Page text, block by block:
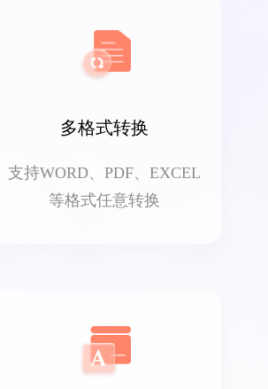
多格式转换
支持WORD、PDF、EXCEL
等格式任意转换